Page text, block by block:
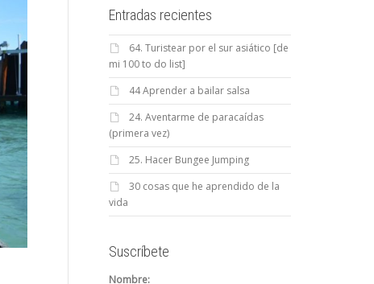
Entradas recientes
64. Turistear por el sur asiático [de
mi 100 to do list]
44 Aprender a bailar salsa
24. Aventarme de paracaídas
(primera vez)
25. Hacer Bungee Jumping
30 cosas que he aprendido de la
vida
Suscríbete
Nombre: